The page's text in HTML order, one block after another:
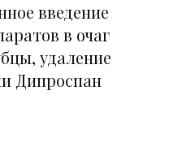
введение
в очаг
удаление
Дипроспан